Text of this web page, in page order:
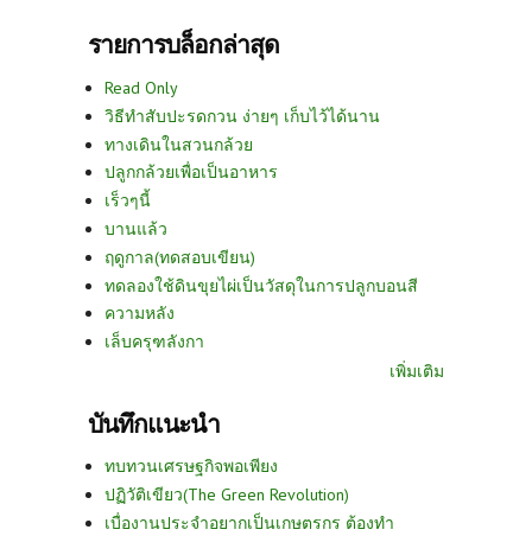
รายการบล็อกล่าสุด
Read Only
วิธีทำสับปะรดกวน ง่ายๆ เก็บไว้ได้นาน
ทางเดินในสวนกล้วย
ปลูกกล้วยเพื่อเป็นอาหาร
เร็วๆนี้
บานแล้ว
ฤดูกาล(ทดสอบเขียน)
ทดลองใช้ดินขุยไผ่เป็นวัสดุในการปลูกบอนสี
ความหลัง
เล็บครุฑลังกา
เพิ่มเติม
บันทึกแนะนำ
ทบทวนเศรษฐกิจพอเพียง
ปฏิวัติเขียว(The Green Revolution)
เบื่องานประจำอยากเป็นเกษตรกร ต้องทำ